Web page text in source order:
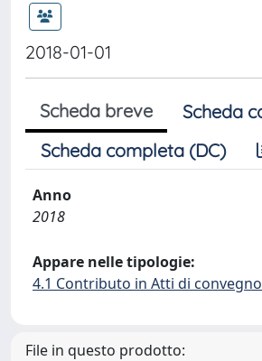
2018-01-01
Scheda breve
Scheda
Scheda completa (DC)
Anno
2018
Appare nelle tipologie:
4.1 Contributo in Atti di convegno
File in questo prodotto: